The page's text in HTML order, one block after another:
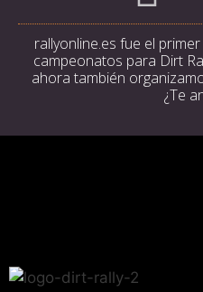
rallyonline.es fue el
campeonatos para Dirt
ahora también
¿Te